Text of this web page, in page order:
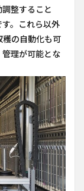
整すること
。これら以外
穫の自動化も可
理が可能とな